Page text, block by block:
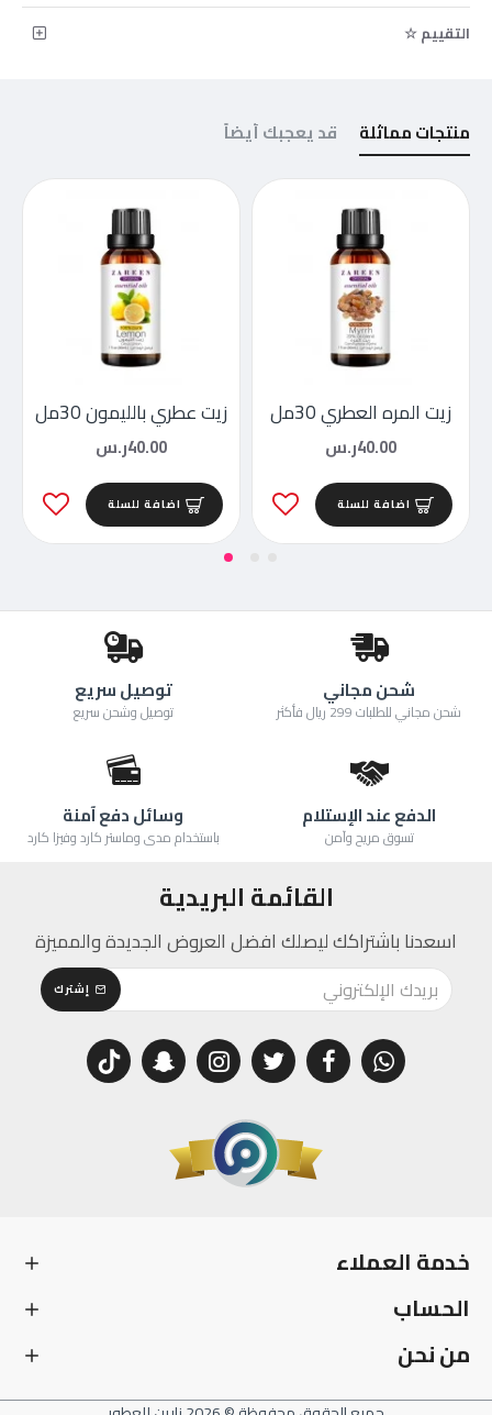
التقييم ☆
منتجات مماثلة قد يعجبك أيضاً
زيت المره العطري 30مل
40.00ر.س
اضافة للسلة
زيت عطري بالليمون 30مل
40.00ر.س
اضافة للسلة
شحن مجاني
شحن مجاني للطلبات 299 ريال فأكثر
توصيل سريع
توصيل وشحن سريع
الدفع عند الإستلام
تسوق مريح وآمن
وسائل دفع آمنة
باستخدام مدى وماستر كارد وفيزا كارد
القائمة البريدية
اسعدنا باشتراكك ليصلك افضل العروض الجديدة والمميزة
إشترك
خدمة العملاء
الحساب
من نحن